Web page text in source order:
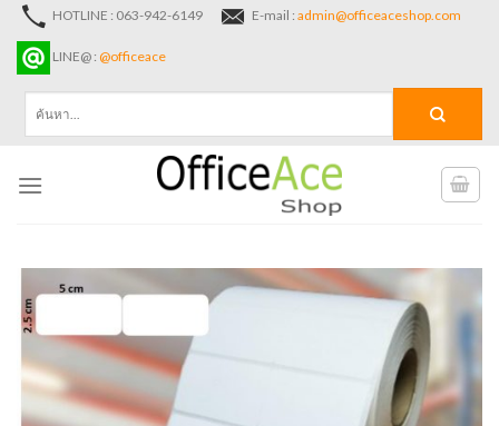
Skip
content
HOTLINE : 063-942-6149 E-mail : admin@officeaceshop.com
LINE@ : @officeace